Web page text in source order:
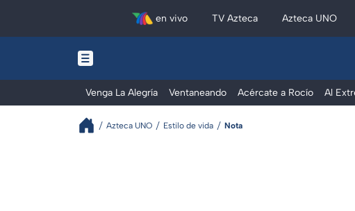
en vivo TV Azteca Azteca UNO
Venga La Alegría Ventaneando Acércate a Rocío Al
Azteca UNO Estilo de vida Nota